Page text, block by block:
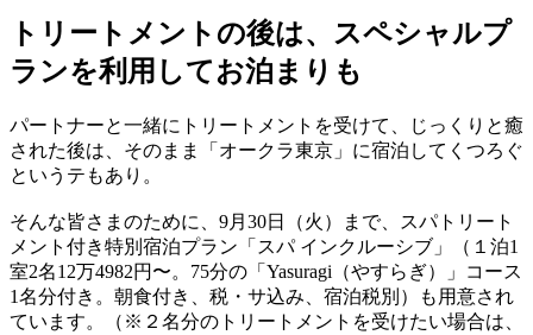
トリートメントの後は、スペシャルプ
ランを利用してお泊まりも
パートナーと一緒にトリートメントを受けて、じっくりと癒
された後は、そのまま「オークラ東京」に宿泊してくつろぐ
というテもあり。
そんな皆さまのために、9月30日（火）まで、スパトリート
メント付き特別宿泊プラン「スパ インクルーシブ」（１泊1
室2名12万4982円〜。75分の「Yasuragi（やすらぎ）」コース
1名分付き。朝食付き、税・サ込み、宿泊税別）も用意され
ています。（※２名分のトリートメントを受けたい場合は、